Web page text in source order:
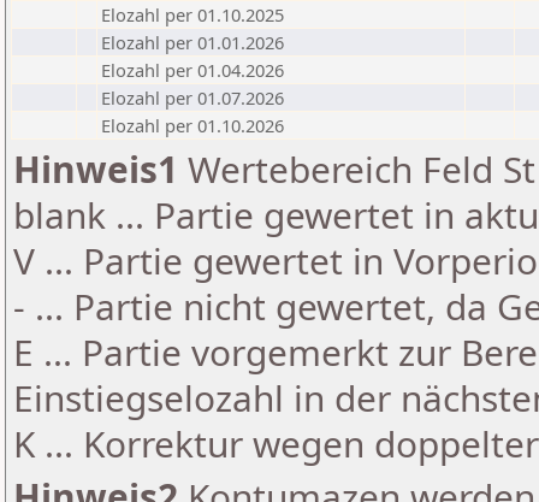
Elozahl per 01.10.2025
Elozahl per 01.01.2026
Elozahl per 01.04.2026
Elozahl per 01.07.2026
Elozahl per 01.10.2026
Hinweis1 Wertebereich Feld
blank ... Partie gewertet in
V ... Partie gewertet in
- ... Partie nicht gewertet, da
E ... Partie vorgemerkt zur
Einstiegselozahl in der
K ... Korrektur wegen